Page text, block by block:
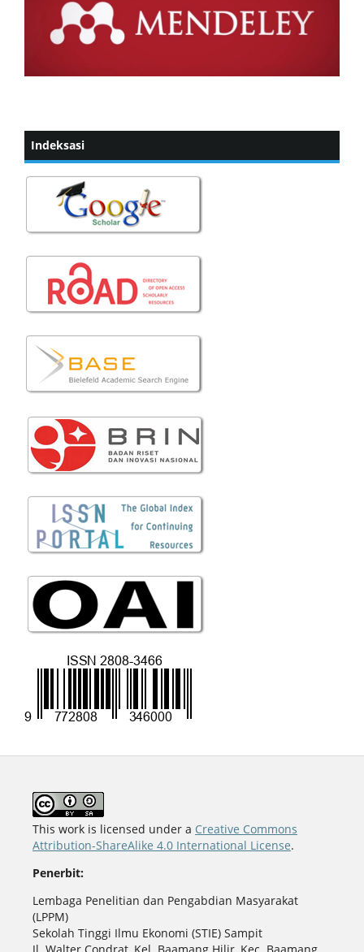
Indeksasi
This work is licensed under a Creative Commons
Attribution-ShareAlike 4.0 International License.
Penerbit:
Lembaga Penelitian dan Pengabdian Masyarakat
(LPPM)
Sekolah Tinggi Ilmu Ekonomi (STIE) Sampit